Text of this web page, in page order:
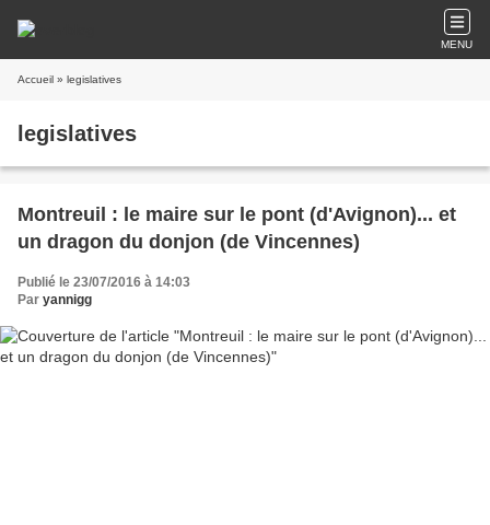
MENU
Accueil » legislatives
legislatives
Montreuil : le maire sur le pont (d'Avignon)... et
un dragon du donjon (de Vincennes)
Publié le 23/07/2016 à 14:03
Par yannigg